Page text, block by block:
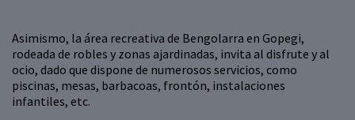
Asimismo, la área recreativa de Bengolarra en Gopegi,
rodeada de robles y zonas ajardinadas, invita al disfrute y al
ocio, dado que dispone de numerosos servicios, como
piscinas, mesas, barbacoas, frontón, instalaciones
infantiles, etc.